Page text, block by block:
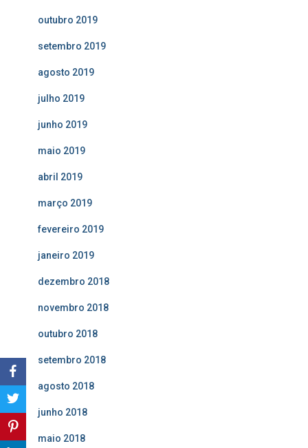
outubro 2019
setembro 2019
agosto 2019
julho 2019
junho 2019
maio 2019
abril 2019
março 2019
fevereiro 2019
janeiro 2019
dezembro 2018
novembro 2018
outubro 2018
setembro 2018
agosto 2018
junho 2018
maio 2018